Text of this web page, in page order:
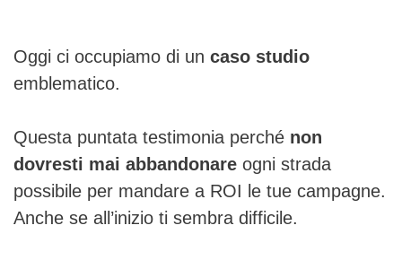
Oggi ci occupiamo di un caso studio
emblematico.
Questa puntata testimonia perché non
dovresti mai abbandonare ogni strada
possibile per mandare a ROI le tue campagne.
Anche se all’inizio ti sembra difficile.